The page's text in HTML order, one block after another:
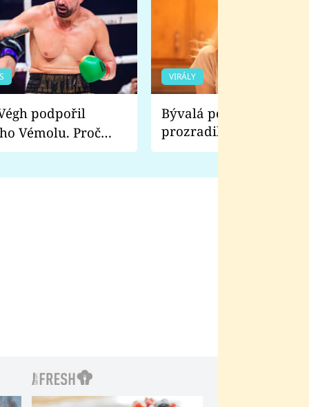
Vémolu. Proč
zápasit s ním než
VIRÁLY
Bývalá pornoherečka
prozradila, co ji
natáčení Euforie.